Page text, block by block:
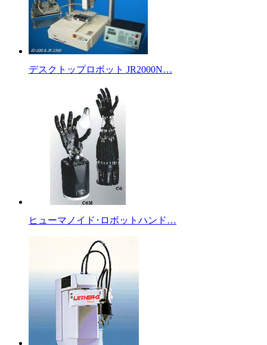
デスクトップロボット JR2000N…
ヒューマノイド･ロボットハンド…